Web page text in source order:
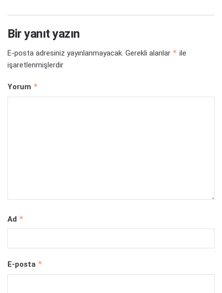
Bir yanıt yazın
E-posta adresiniz yayınlanmayacak. Gerekli alanlar * ile
işaretlenmişlerdir
Yorum *
Ad *
E-posta *